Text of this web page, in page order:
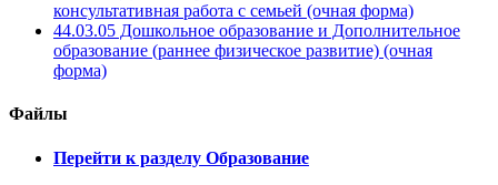
консультативная работа с семьей (очная форма)
44.03.05 Дошкольное образование и Дополнительное
образование (раннее физическое развитие) (очная
форма)
Файлы
Перейти к разделу Образование